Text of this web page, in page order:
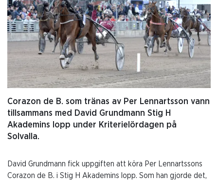
Corazon de B. som tränas av Per Lennartsson vann
tillsammans med David Grundmann Stig H
Akademins lopp under Kriterielördagen på
Solvalla.
David Grundmann fick uppgiften att köra Per Lennartssons
Corazon de B. i Stig H Akademins lopp. Som han gjorde det,